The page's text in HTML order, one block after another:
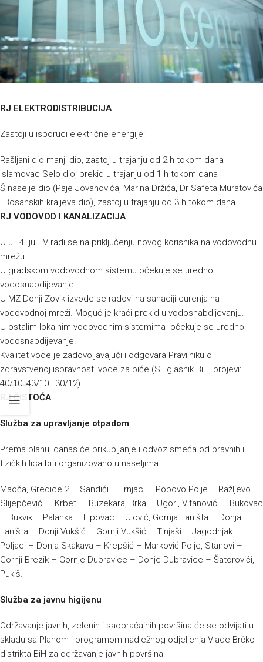
RJ ELEKTRODISTRIBUCIJA
Zastoji u isporuci električne energije:
Rašljani dio manji dio, zastoj u trajanju od 2 h tokom dana
Islamovac Selo dio, prekid u trajanju od 1 h tokom dana
Š naselje dio (Paje Jovanovića, Marina Držića, Dr Safeta Muratovića
i Bosanskih kraljeva dio), zastoj u trajanju od 3 h tokom dana
RJ VODOVOD I KANALIZACIJA
U ul. 4. juli IV radi se na priključenju novog korisnika na vodovodnu
mrežu.
U gradskom vodovodnom sistemu očekuje se uredno
vodosnabdijevanje.
U MZ Donji Zovik izvode se radovi na sanaciji curenja na
vodovodnoj mreži. Moguć je kraći prekid u vodosnabdijevanju.
U ostalim lokalnim vodovodnim sistemima očekuje se uredno
vodosnabdijevanje.
Kvalitet vode je zadovoljavajući i odgovara Pravilniku o
zdravstvenoj ispravnosti vode za piće (Sl. glasnik BiH, brojevi:
40/10, 43/10 i 30/12).
RJ ČISTOĆA
Služba za upravljanje otpadom
Prema planu, danas će prikupljanje i odvoz smeća od pravnih i
fizičkih lica biti organizovano u naseljima:
Maoča, Gredice 2 – Sandići – Trnjaci – Popovo Polje – Ražljevo –
Slijepčevići – Krbeti – Buzekara, Brka – Ugori, Vitanovići – Bukovac
– Bukvik – Palanka – Lipovac – Ulović, Gornja Laništa – Donja
Laništa – Donji Vukšić – Gornji Vukšić – Tinjaši – Jagodnjak –
Poljaci – Donja Skakava – Krepšić – Marković Polje, Stanovi –
Gornji Brezik – Gornje Dubravice – Donje Dubravice – Šatorovići,
Pukiš.
Služba za javnu higijenu
Održavanje javnih, zelenih i saobraćajnih površina će se odvijati u
skladu sa Planom i programom nadležnog odjeljenja Vlade Brčko
distrikta BiH za održavanje javnih površina: